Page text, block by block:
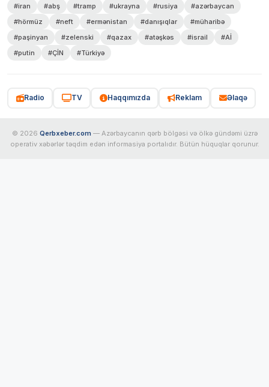
#iran #abş #tramp #ukrayna #rusiya
#azərbaycan
#hörmüz
#neft #ermənistan #danışıqlar
#müharibə
#paşinyan
#zelenski #qazax #atəşkəs #israil
#Aİ
#putin
#ÇİN #Türkiyə
Radio TV Haqqımızda Reklam Əlaqə
© 2026 Qerbxeber.com — Azərbaycanın qərb bölgəsi və ölkə gündəmi üzrə
operativ xəbərlər təqdim edən informasiya portalıdır. Bütün hüquqlar qorunur.